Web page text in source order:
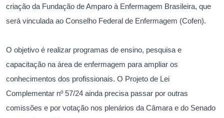
criação da Fundação de Amparo à Enfermagem Brasileira, que
será vinculada ao Conselho Federal de Enfermagem (Cofen).
O objetivo é realizar programas de ensino, pesquisa e
capacitação na área de enfermagem para ampliar os
conhecimentos dos profissionais. O Projeto de Lei
Complementar nº 57/24 ainda precisa passar por outras
comissões e por votação nos plenários da Câmara e do Senado